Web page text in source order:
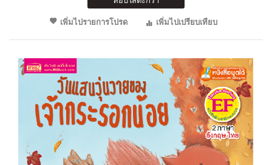
เพิ่มไปรายการโปรด
เพิ่มไปเปรียบเทียบ